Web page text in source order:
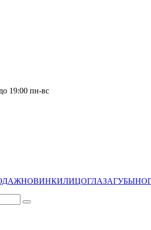
19:00 пн-вс
НОВИНКИЛИЦОГЛАЗАГУБЫ